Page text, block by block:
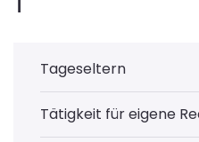
Tageseltern
Tätigkeit für eigene